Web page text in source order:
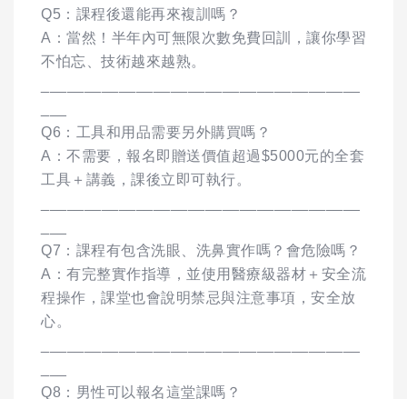
Q5：課程後還能再來複訓嗎？
A：當然！半年內可無限次數免費回訓，讓你學習
不怕忘、技術越來越熟。
Q6：工具和用品需要另外購買嗎？
A：不需要，報名即贈送價值超過$5000元的全套
工具＋講義，課後立即可執行。
Q7：課程有包含洗眼、洗鼻實作嗎？會危險嗎？
A：有完整實作指導，並使用醫療級器材＋安全流
程操作，課堂也會說明禁忌與注意事項，安全放
心。
Q8：男性可以報名這堂課嗎？